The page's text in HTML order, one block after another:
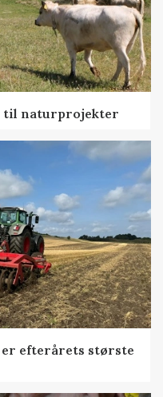
til naturprojekter
efterårets største